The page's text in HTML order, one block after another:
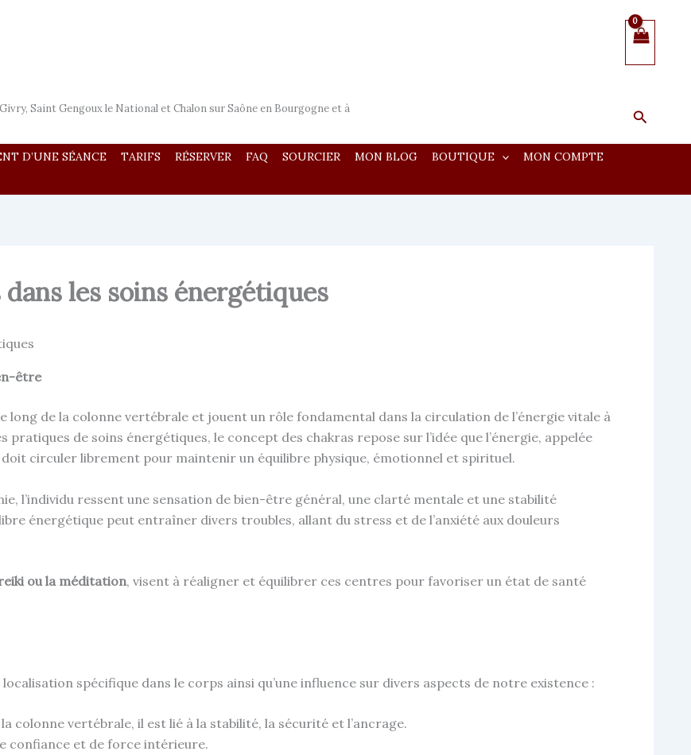
Saint Gengoux le National et Chalon sur Saône en Bourgogne et à
D’UNE SÉANCE TARIFS RÉSERVER FAQ SOURCIER MON BLOG BOUTIQUE
MON COMPTE
les soins énergétiques
être
long de la colonne vertébrale et jouent un rôle fondamental dans la circulation de l’énergie vitale à
de soins énergétiques, le concept des chakras repose sur l’idée que l’énergie, appelée
circuler librement pour maintenir un équilibre physique, émotionnel et spirituel.
l’individu ressent une sensation de bien-être général, une clarté mentale et une stabilité
énergétique peut entraîner divers troubles, allant du stress et de l’anxiété aux douleurs
ou la méditation, visent à réaligner et équilibrer ces centres pour favoriser un état de santé
spécifique dans le corps ainsi qu’une influence sur divers aspects de notre existence :
colonne vertébrale, il est lié à la stabilité, la sécurité et l’ancrage.
confiance et de force intérieure.